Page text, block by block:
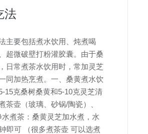
法
主要包括煮水饮用、炖煮喝
超微破壁打粉灌胶囊。由于桑
日常煮茶水饮用时，常加灵芝
同加热烹煮。一、桑黄煮水饮
15克桑树桑黄和5-10克灵芝清
茶壶（玻璃、砂锅/陶瓷）、
水煮茶：桑黄灵芝加水煮，水
即可 （很多煮茶壶 可以选煮